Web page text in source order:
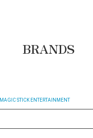
BRANDS
MAGIC STICK ENTERTAINMENT